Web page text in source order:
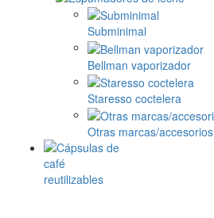
Subminimal
Bellman vaporizador
Staresso coctelera
Otras marcas/accesorios